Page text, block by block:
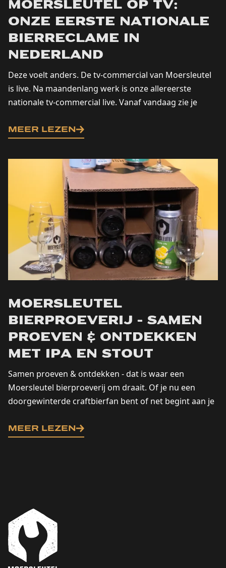
Moersleutel op tv:
onze eerste nationale
bierreclame in
Nederland
Deze voelt anders. De tv-commercial van Moersleutel
is live. Na maandenlang werk is onze allereerste
nationale tv-commercial live. Vanaf vandaag zie je
MEER LEZEN
Moersleutel
bierproeverij - samen
proeven & ontdekken
met IPA en Stout
Samen proeven & ontdekken - dat is waar een
Moersleutel bierproeverij om draait. Of je nu een
doorgewinterde craftbierfan bent of net begint aan je
MEER LEZEN